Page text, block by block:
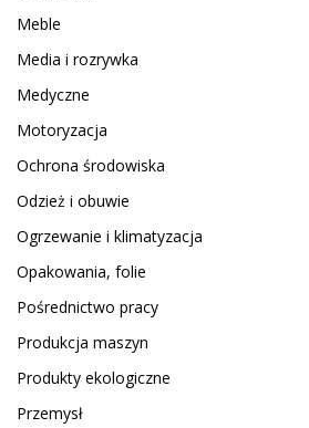
Meble
Media i rozrywka
Medyczne
Motoryzacja
Ochrona środowiska
Odzież i obuwie
Ogrzewanie i klimatyzacja
Opakowania, folie
Pośrednictwo pracy
Produkcja maszyn
Produkty ekologiczne
Przemysł